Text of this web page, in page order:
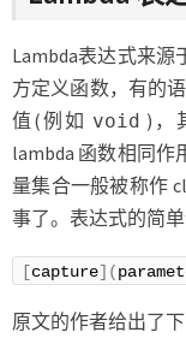
Lambda表达式来
方定义函数，有的
值(例如 void )，
lambda 函数相同作
量集合一般被称作
事了。表达式的简单
[capture](
原文的作者给出了下